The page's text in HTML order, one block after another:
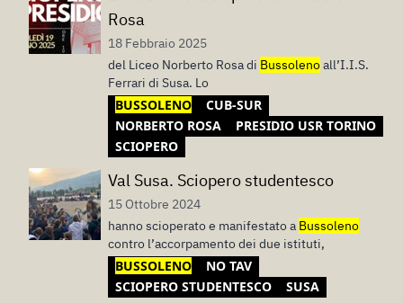
Rosa
18 Febbraio 2025
del Liceo Norberto Rosa di Bussolenoall’I.I.S.
Ferrari di Susa. Lo
BUSSOLENO
CUB-SUR
NORBERTO ROSA
PRESIDIO USR TORINO
SCIOPERO
Val Susa. Sciopero studentesco
15 Ottobre 2024
hanno scioperato e manifestato a Bussoleno
contro l’accorpamento dei due istituti,
BUSSOLENO
NO TAV
SCIOPERO STUDENTESCO
SUSA